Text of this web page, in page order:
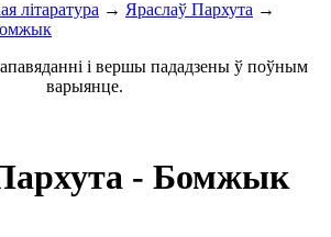
літаратура → Яраслаў Пархута →
і вершы пададзены ў поўным
варыянце.
- Бомжык